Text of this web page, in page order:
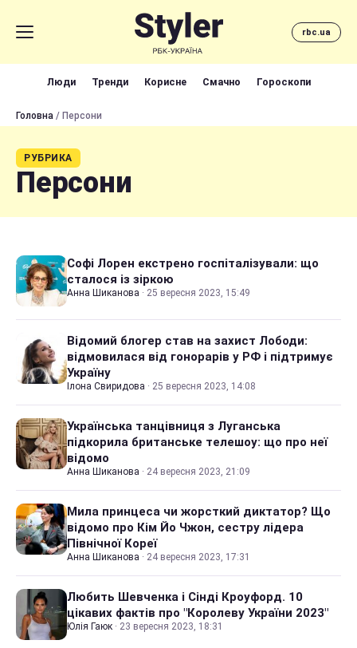
rbc.ua
Люди Тренди Корисне Смачно Гороскопи
Головна / Персони
РУБРИКА
Персони
Софі Лорен екстрено госпіталізували: що
сталося із зіркою
Анна Шиканова · 25 вересня 2023, 15:49
Відомий блогер став на захист Лободи:
відмовилася від гонорарів у РФ і підтримує
Україну
Ілона Свиридова · 25 вересня 2023, 14:08
Українська танцівниця з Луганська
підкорила британське телешоу: що про неї
відомо
Анна Шиканова · 24 вересня 2023, 21:09
Мила принцеса чи жорсткий диктатор? Що
відомо про Кім Йо Чжон, сестру лідера
Північної Кореї
Анна Шиканова · 24 вересня 2023, 17:31
Любить Шевченка і Сінді Кроуфорд. 10
цікавих фактів про "Королеву України 2023"
Юлія Гаюк · 23 вересня 2023, 18:31